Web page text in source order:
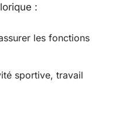
:
les fonctions
sportive, travail